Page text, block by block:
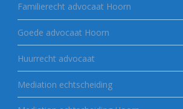
Familierecht advocaat Hoorn
Goede advocaat Hoorn
Huurrecht advocaat
Mediation echtscheiding